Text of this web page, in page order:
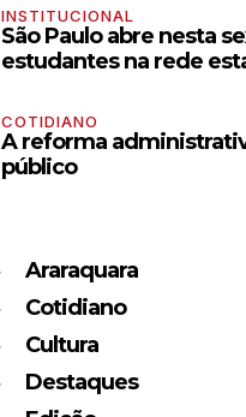
INSTITUCIONAL
São Paulo abre nesta
estudantes na rede
COTIDIANO
A reforma
público
Araraquara
Cotidiano
Cultura
Destaques